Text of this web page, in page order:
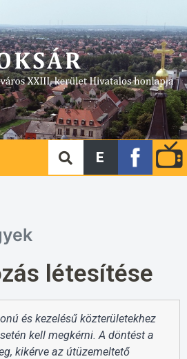
E
létesítése
és kezelésű közterületekhez
kell megkérni. A döntést a
kikérve az útüzemeltető